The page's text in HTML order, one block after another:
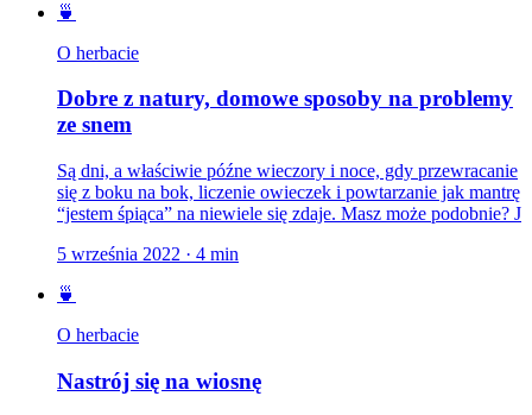
🍵
O herbacie
Dobre z natury, domowe sposoby na problemy
ze snem
Są dni, a właściwie późne wieczory i noce, gdy przewracanie
się z boku na bok, liczenie owieczek i powtarzanie jak mantrę
“jestem śpiąca” na niewiele się zdaje. Masz może podobnie? J
5 września 2022 · 4 min
🍵
O herbacie
Nastrój się na wiosnę